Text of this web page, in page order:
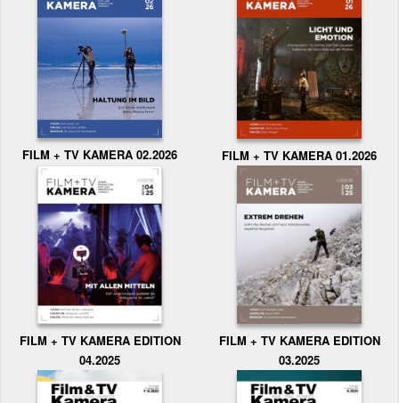
FILM + TV KAMERA 02.2026 FILM + TV KAMERA 01.2026
FILM + TV KAMERA EDITION
04.2025
FILM + TV KAMERA EDITION
03.2025